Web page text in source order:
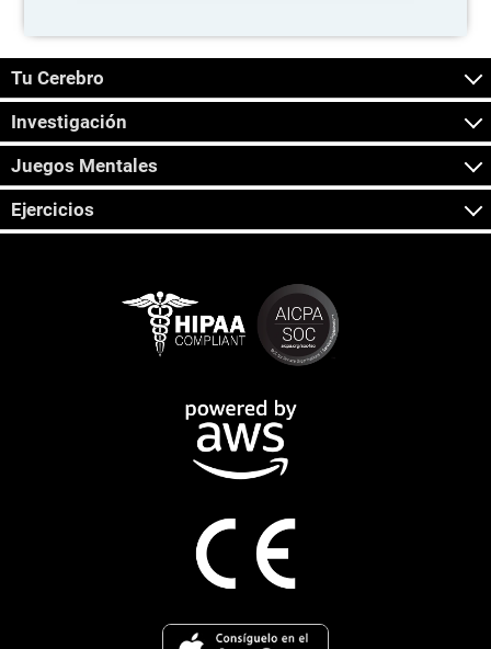
Tu Cerebro
Investigación
Juegos Mentales
Ejercicios